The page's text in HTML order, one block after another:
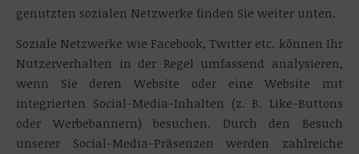
genutzten sozialen Netzwerke finden Sie weiter unten.
Soziale Netzwerke wie Facebook, Twitter etc. können Ihr
Nutzerverhalten in der Regel umfassend analysieren,
wenn Sie deren Website oder eine Website mit
integrierten Social-Media-Inhalten (z. B. Like-Buttons
oder Werbebannern) besuchen. Durch den Besuch
unserer Social-Media-Präsenzen werden zahlreiche